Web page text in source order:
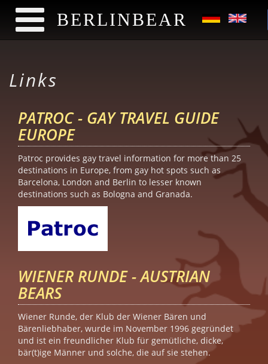
BERLINBEAR
Links
PATROC - GAY TRAVEL GUIDE
EUROPE
Patroc provides gay travel information for more than 25
destinations in Europe, from gay hot spots such as
Barcelona, London and Berlin to lesser known
destinations such as Bologna and Granada.
WIENER RUNDE - AUSTRIAN
BEARS
Wiener Runde, der Klub der Wiener Bären und
Bärenliebhaber, wurde im November 1996 gegründet
und ist ein freundlicher Klub für gemütliche, dicke,
bär(t)ige Männer und solche, die auf sie stehen.